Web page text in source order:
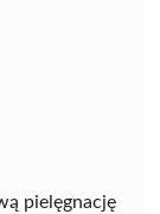
pielęgnację